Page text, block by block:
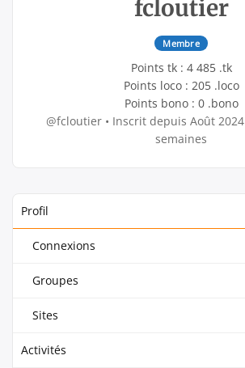
fcloutier
Membre
Points tk : 4 485 .tk
Points loco : 205 .loco
Points bono : 0 .bono
@fcloutier • Inscrit depuis Août 2024
semaines
Profil
Connexions
Groupes
Sites
Activités